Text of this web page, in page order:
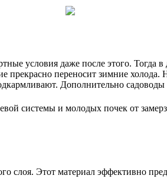
условия даже после этого. Тогда
прекрасно переносит зимние
Дополнительно
системы и молодых почек от
слоя. Этот материал эффективно